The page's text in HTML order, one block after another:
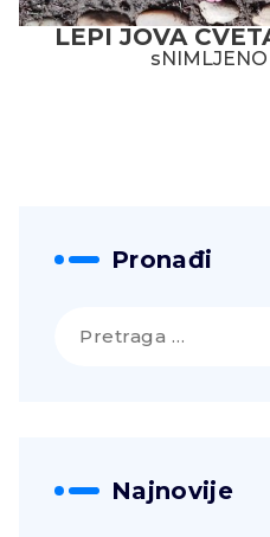
LEPI JOVA
Pronađi
Najnovije